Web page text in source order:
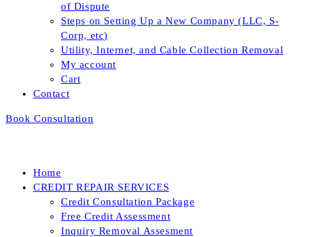
of Dispute
Steps on Setting Up a New Company (LLC, S-
Corp, etc)
Utility, Internet, and Cable Collection Removal
My account
Cart
Contact
Book Consultation
Home
CREDIT REPAIR SERVICES
Credit Consultation Package
Free Credit Assessment
Inquiry Removal Assesment